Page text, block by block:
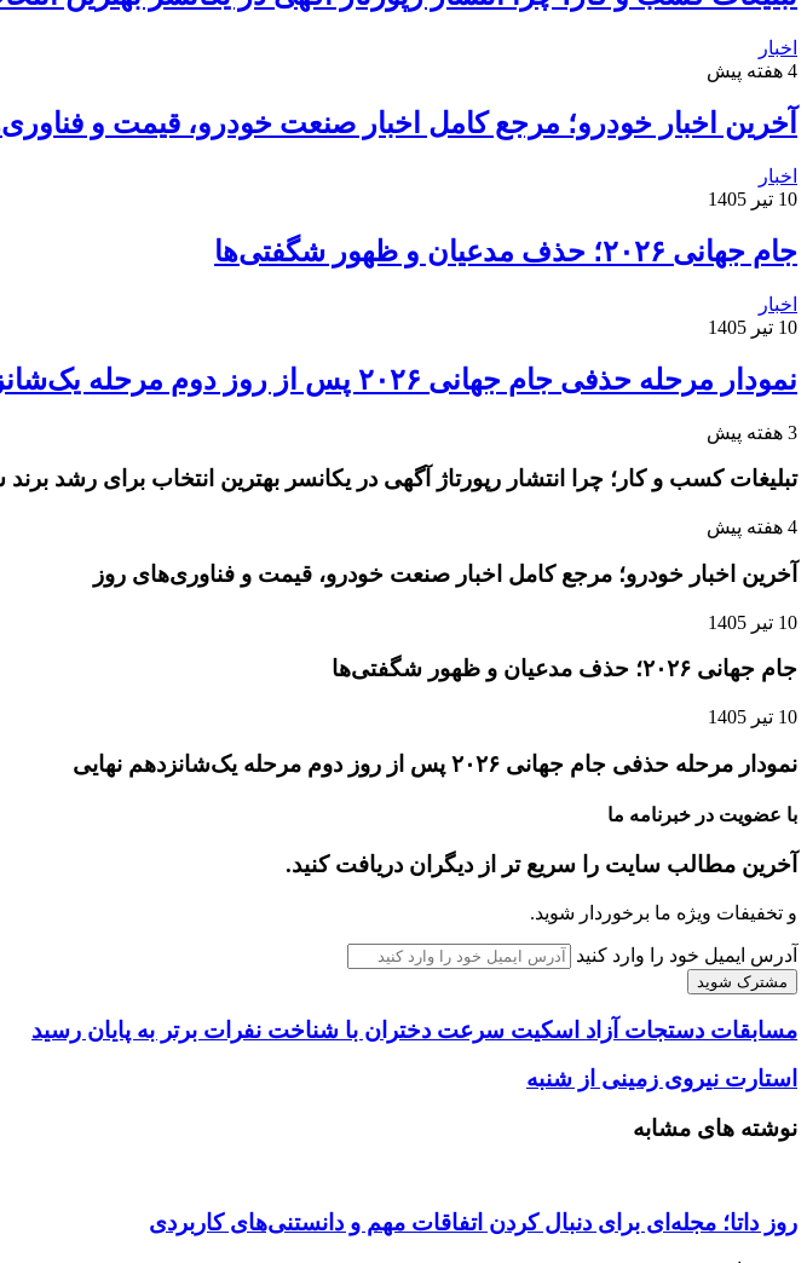
اخبار
4 هفته پیش
آخرین اخبار خودرو؛ مرجع کامل اخبار صنعت خودرو، قیمت و
اخبار
10 تیر 1405
جام جهانی ۲۰۲۶؛ حذف مدعیان و ظهور شگفتی‌ها
اخبار
10 تیر 1405
نمودار مرحله حذفی جام جهانی ۲۰۲۶ پس از روز دوم مرحله یک‌شانزدهم نهایی
3 هفته پیش
تبلیغات کسب و کار؛ چرا انتشار رپورتاژ آگهی در یکانسر بهترین انتخاب برای رشد
4 هفته پیش
آخرین اخبار خودرو؛ مرجع کامل اخبار صنعت خودرو، قیمت و فناوری‌های روز
10 تیر 1405
جام جهانی ۲۰۲۶؛ حذف مدعیان و ظهور شگفتی‌ها
10 تیر 1405
نمودار مرحله حذفی جام جهانی ۲۰۲۶ پس از روز دوم مرحله یک‌شانزدهم نهایی
با عضویت در خبرنامه ما
آخرین مطالب سایت را سریع تر از دیگران دریافت کنید.
و تخفیفات ویژه ما برخوردار شوید.
آدرس ایمیل خود را وارد کنید
مسابقات دستجات آزاد اسکیت سرعت دختران با شناخت نفرات برتر به پایان رسید
استارت نیروی زمینی از شنبه
نوشته های مشابه
روز داتا؛ مجله‌ای برای دنبال کردن اتفاقات مهم و دانستنی‌های کاربردی